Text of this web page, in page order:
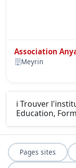
Association
Meyrin
ℹ️ Trouver
Education,
Pages sites